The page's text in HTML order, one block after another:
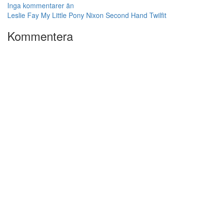
Inga kommentarer än
Leslie Fay My Little Pony Nixon Second Hand Twilfit
Kommentera